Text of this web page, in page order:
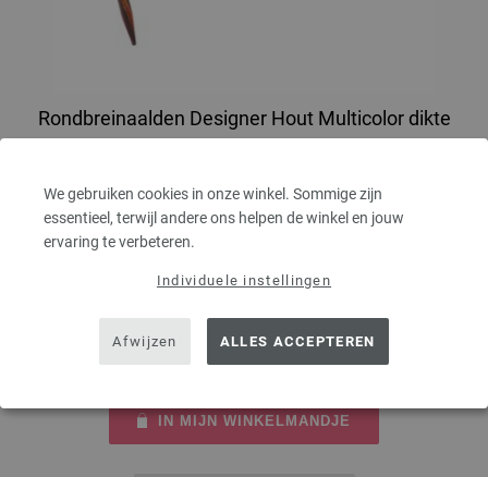
We gebruiken cookies in onze winkel. Sommige zijn
essentieel, terwijl andere ons helpen de winkel en jouw
ervaring te verbeteren.
Individuele instellingen
Afwijzen ALLES ACCEPTEREN
Rondbreinaalden Designer Hout Multicolor dikte
4,0/120cm
Rondbreinaalden designer hout Multicolor LANA GROSSA, gemaakt van
duurzaam berkenhout, pendikte 4,0 lengte 120cm
8,34 $ excl. btw, excl.verzendkosten
AANTAL
IN MIJN WINKELMANDJE